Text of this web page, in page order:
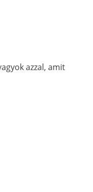
azzal, amit